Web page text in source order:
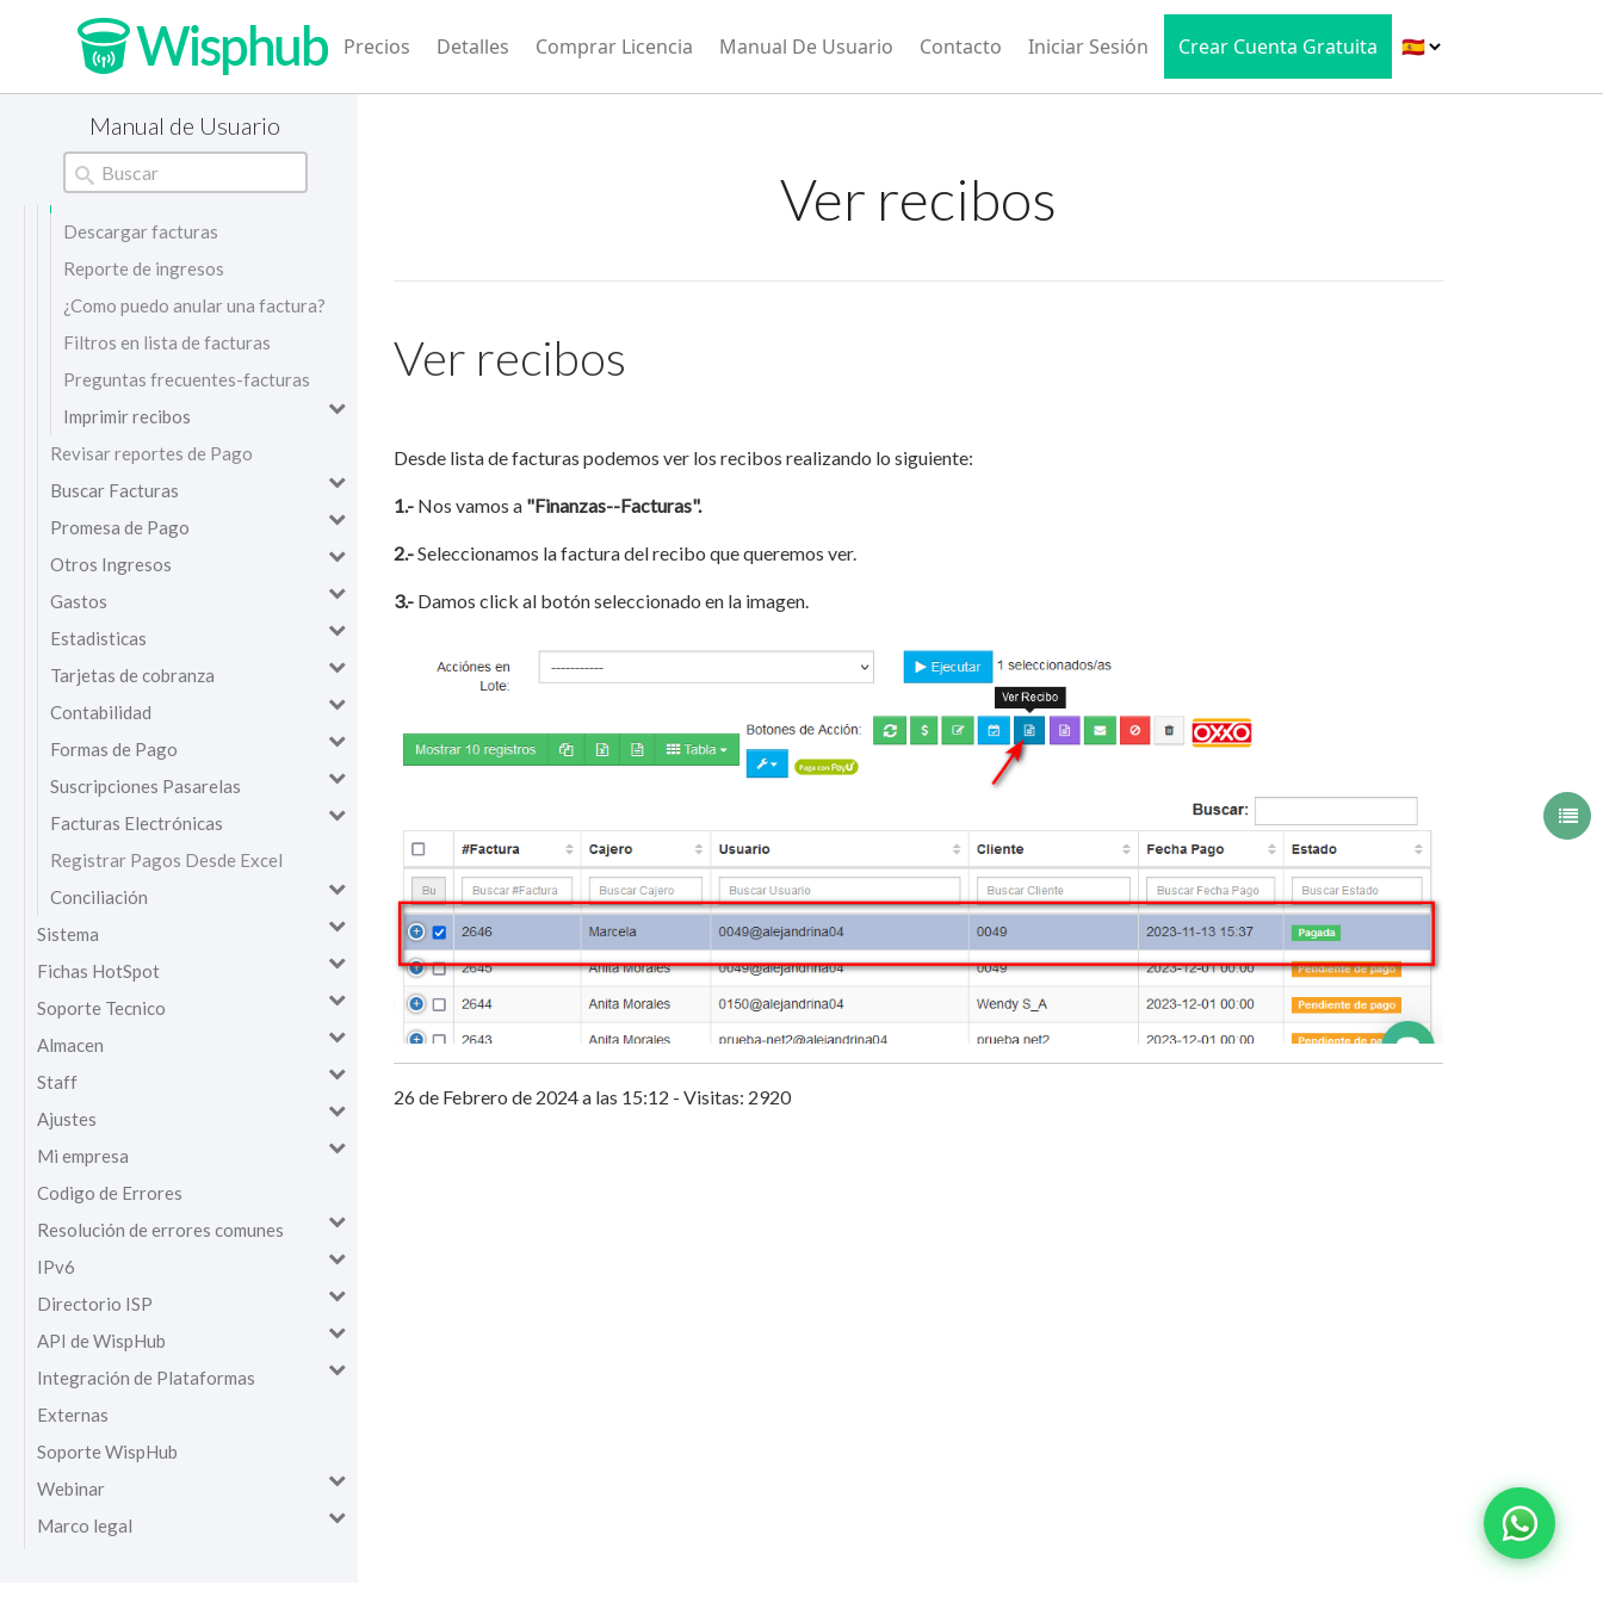
Precios Detalles Comprar Licencia Manual De Usuario Contacto Iniciar Sesión Crear Cuenta Gratuita
Manual de Usuario
notificaciones de pago
masivamente
Ver facturas
Ver recibos
Descargar facturas
Reporte de ingresos
¿Como puedo anular una factura?
Filtros en lista de facturas
Preguntas frecuentes-facturas
Imprimir recibos
Revisar reportes de Pago
Buscar Facturas
Promesa de Pago
Otros Ingresos
Gastos
Estadisticas
Tarjetas de cobranza
Contabilidad
Formas de Pago
Suscripciones Pasarelas
Facturas Electrónicas
Registrar Pagos Desde Excel
Conciliación
Sistema
Fichas HotSpot
Soporte Tecnico
Almacen
Staff
Ajustes
Mi empresa
Codigo de Errores
Resolución de errores comunes
IPv6
Directorio ISP
API de WispHub
Integración de Plataformas
Externas
Soporte WispHub
Webinar
Marco legal
Ver recibos
Ver recibos
Desde lista de facturas podemos ver los recibos realizando lo siguiente:
1.- Nos vamos a "Finanzas--Facturas".
2.-Seleccionamos la factura del recibo que queremos ver.
3.- Damos click al botón seleccionado en la imagen.
26 de Febrero de 2024 a las 15:12 - Visitas: 2920